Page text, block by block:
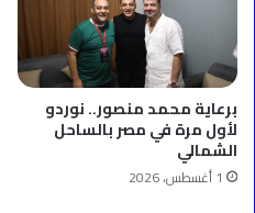
برعاية محمد منصور.. نوردو
لأول مرة في مصر بالساحل
الشمالي
1 أغسطس، 2026